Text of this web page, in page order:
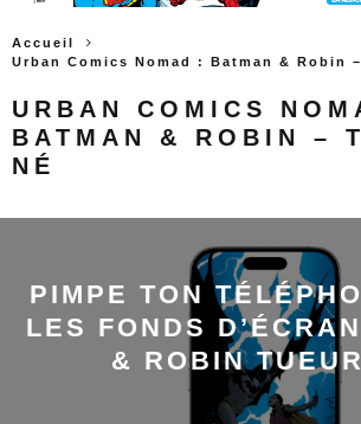
Accueil
Urban Comics Nomad : Batman & Robin
URBAN COMICS
BATMAN & ROBIN –
NÉ
PIMPE TON
LES FONDS
& ROBIN